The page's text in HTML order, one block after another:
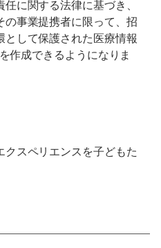
に関する法律に基づき、
事業提携者に限って、招
して保護された医療情報
作成できるようになりま
スペリエンスを子どもた